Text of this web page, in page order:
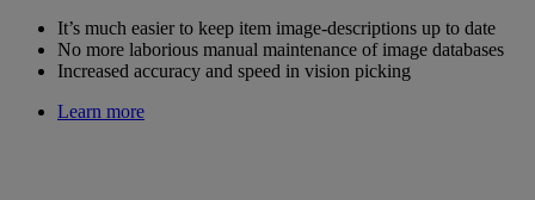
It’s much easier to keep item image-descriptions up to date
No more laborious manual maintenance of image databases
Increased accuracy and speed in vision picking
Learn more